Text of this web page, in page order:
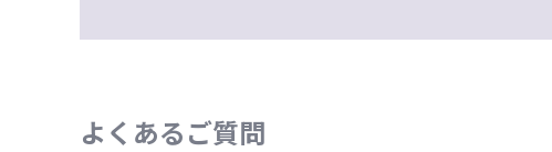
よくあるご質問